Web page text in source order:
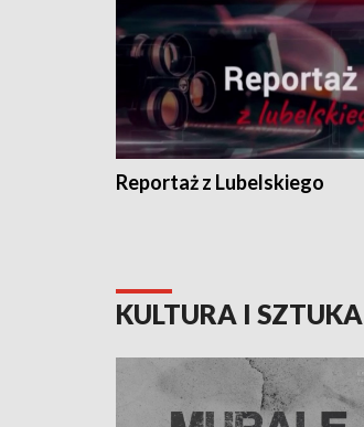
Reportaż z Lubelskiego
KULTURA I SZTUKA